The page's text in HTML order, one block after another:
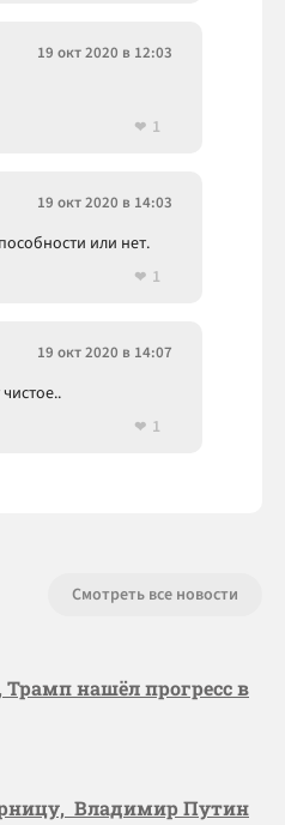
19 окт 2020 в 12:03
1
19 окт 2020 в 14:03
или нет.
1
19 окт 2020 в 14:07
1
Смотреть все новости
нашёл прогресс в
Владимир Путин